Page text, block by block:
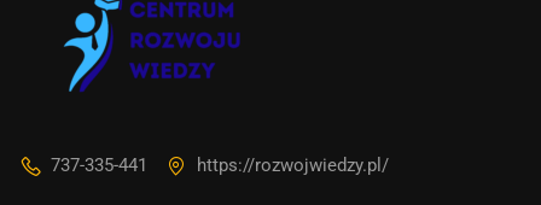
737-335-441 https://rozwojwiedzy.pl/